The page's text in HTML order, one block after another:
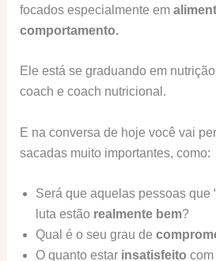
focados especialmente em
comportamento.
Ele está se graduando em
coach e coach nutricional.
E na conversa de hoje você vai
sacadas muito importantes, como:
Será que aquelas pessoas que
luta estão realmente bem?
Qual é o seu grau de
O quanto estar insatisfeito com